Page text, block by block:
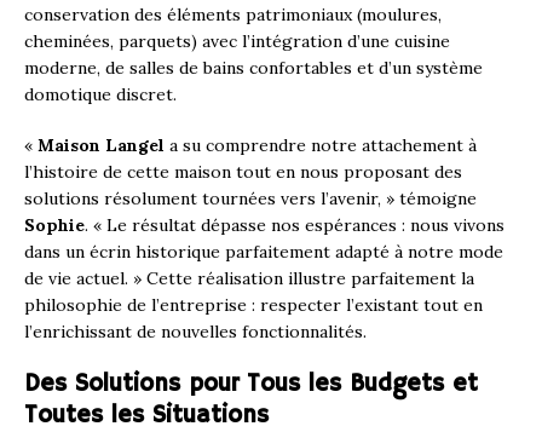
conservation des éléments patrimoniaux (moulures,
cheminées, parquets) avec l’intégration d’une cuisine
moderne, de salles de bains confortables et d’un système
domotique discret.
« Maison Langel a su comprendre notre attachement à
l’histoire de cette maison tout en nous proposant des
solutions résolument tournées vers l’avenir, » témoigne
Sophie. « Le résultat dépasse nos espérances : nous vivons
dans un écrin historique parfaitement adapté à notre mode
de vie actuel. » Cette réalisation illustre parfaitement la
philosophie de l’entreprise : respecter l’existant tout en
l’enrichissant de nouvelles fonctionnalités.
Des Solutions pour Tous les Budgets et
Toutes les Situations